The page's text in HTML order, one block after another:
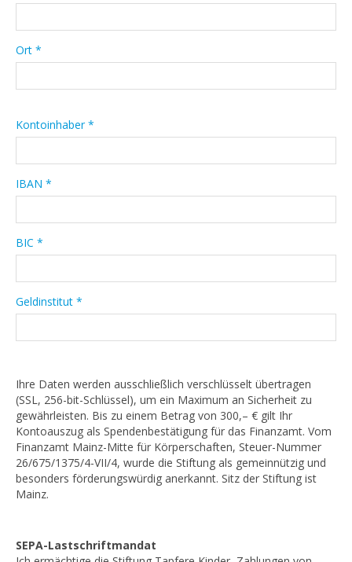
Ort *
Kontoinhaber *
IBAN *
BIC *
Geldinstitut *
Ihre Daten werden ausschließlich verschlüsselt übertragen
(SSL, 256-bit-Schlüssel), um ein Maximum an Sicherheit zu
gewährleisten. Bis zu einem Betrag von 300,– € gilt Ihr
Kontoauszug als Spendenbestätigung für das Finanzamt. Vom
Finanzamt Mainz-Mitte für Körperschaften, Steuer-Nummer
26/675/1375/4-VII/4, wurde die Stiftung als gemeinnützig und
besonders förderungswürdig anerkannt. Sitz der Stiftung ist
Mainz.
SEPA-Lastschriftmandat